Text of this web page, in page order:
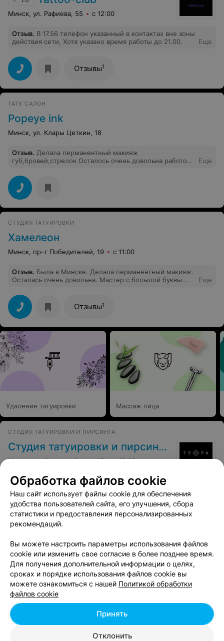
Минск, ул. Рафиева, 55 с 12:00
Отзыв. В 17.56 телефон указанный в контактах вне зоны
действия сети, Хотя указано время работы до 21.00.
Еще
Отзывы1
ТАТУ САЛОН
Popeye ink
Минск, ул. Клары Цеткин, 18
Отзыв. Делала перманентный макияж
губ,бровей,стрелок.Осталось очень довольна работой
Отношение мастера заставляет чувствовать себя
тепло и комфортно. Спасибо Вам Елена за ваше
мастерство.
Еще
СТУДИЯ ТАТУИРОВКИ
Хамелеон
Минск, пр-т Победителей, 19 с 11:00
Отзыв. Была в Минске. Делала перманентный макияж.
Осталась очень довольна. Мастер с большой буквы.
Еще
Отзывы1
Удаление татуировки Массаж лица
СТУДИЯ ТАТУИРОВКИ И ПИРСИНГА
Студия татуировки и пирсинга «Темра»
Минск, ул. Кальварийская, 42 с 10:00
Отзывы1 Все адреса
СТУДИЯ ТАТУ И ПИРСИНГА
Минск, ул. Витебская, 11 с 12:00
Обработка файлов cookie
Наш сайт использует файлы cookie для обеспечения
удобства пользователей сайта, его улучшения, сбора
статистики и предоставления персонализированных
рекомендаций.
Вы можете настроить параметры использования файлов
cookie или изменить свое согласие в более позднее время.
Для получения дополнительной информации о целях,
сроках и порядке использования файлов cookie вы
можете ознакомиться с нашей Политикой обработки
файлов cookie
Отклонить
Принять